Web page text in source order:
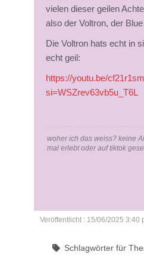
vielen dieser geilen
also der Voltron, der
Die Voltron hats echt in
echt geil:
https://youtu.be/
si=WSZrev63vb5u_T6L
woher ich das weiss? keine
mal erlebt oder auf tiktok
Veröffentlicht : 15/06/2025 3:40
Schlagwörter für